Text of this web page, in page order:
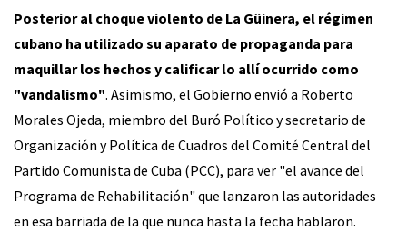
Posterior al choque violento de La Güinera, el régimen
cubano ha utilizado su aparato de propaganda para
maquillar los hechos y calificar lo allí ocurrido como
"vandalismo". Asimismo, el Gobierno envió a Roberto
Morales Ojeda, miembro del Buró Político y secretario de
Organización y Política de Cuadros del Comité Central del
Partido Comunista de Cuba (PCC), para ver "el avance del
Programa de Rehabilitación" que lanzaron las autoridades
en esa barriada de la que nunca hasta la fecha hablaron.